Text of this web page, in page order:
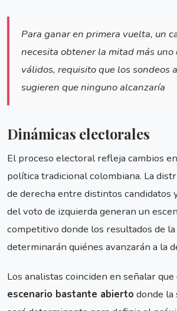
Para ganar en primera vuelta, un
necesita obtener la mitad más uno
válidos, requisito que los sondeos
sugieren que ninguno alcanzaría
Dinámicas electorales
El proceso electoral refleja cambios
política tradicional colombiana. La
de derecha entre distintos candidatos
del voto de izquierda generan un
competitivo donde los resultados de
determinarán quiénes avanzarán a la
Los analistas coinciden en señalar que
escenario bastante abierto donde la